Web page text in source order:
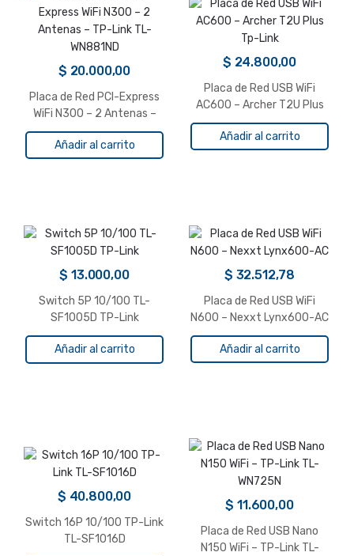
$ 20.000,00
Placa de Red PCI-Express
WiFi N300 – 2 Antenas –
TP-Link TL-WN881ND
Añadir al carrito
$ 24.800,00
Placa de Red USB WiFi
AC600 – Archer T2U Plus
Tp-Link
Añadir al carrito
$ 13.000,00
Switch 5P 10/100 TL-
SF1005D TP-Link
Añadir al carrito
$ 32.512,78
Placa de Red USB WiFi
N600 – Nexxt Lynx600-AC
Añadir al carrito
$ 40.800,00
Switch 16P 10/100 TP-Link
TL-SF1016D
$ 11.600,00
Placa de Red USB Nano
N150 WiFi – TP-Link TL-